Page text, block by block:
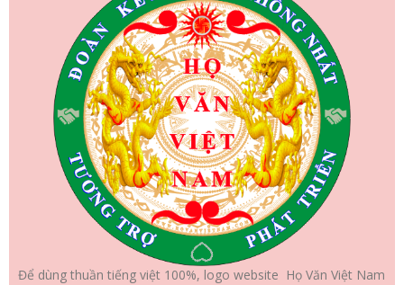
Để dùng thuần tiếng việt 100%, logo website Họ Văn Việt Nam